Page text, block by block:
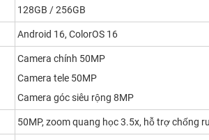
128GB / 256GB
Android 16, ColorOS 16
Camera chính 50MP
Camera tele 50MP
Camera góc siêu rộng 8MP
50MP, zoom quang học 3.5x, hỗ trợ chống